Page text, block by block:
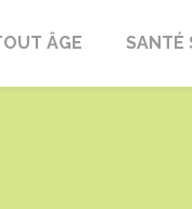
ÂGE SANTÉ